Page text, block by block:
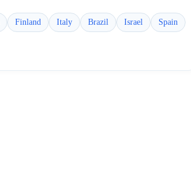
Finland Italy Brazil Israel Spain